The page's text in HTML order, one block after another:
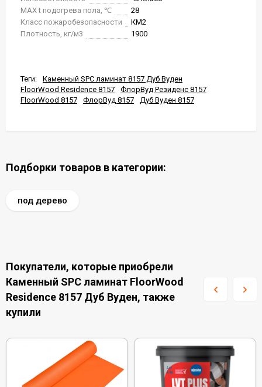
MAX t подогрева пола, ℃
28
Класс пожаробезопасности
КМ2
Плотность, кг/м3
1900
Теги:
Каменный SPC ламинат 8157 Дуб Вуден
FloorWood Residence 8157
ФлорВуд Резиденс 8157
FloorWood 8157
ФлорВуд 8157 Дуб Вуден 8157
Подборки товаров в категории:
под дерево
Покупатели, которые приобрели
Каменный SPC ламинат FloorWood
Residence 8157 Дуб Вуден, также
купили